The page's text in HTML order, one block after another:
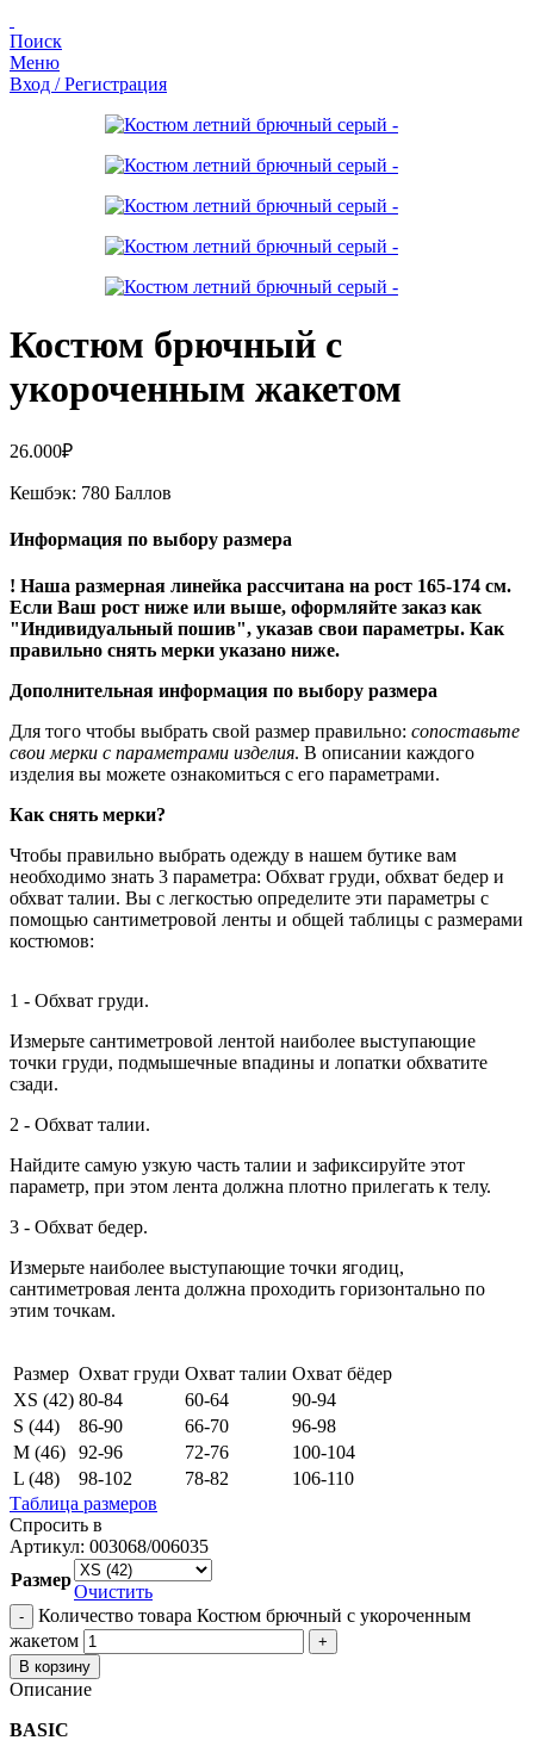
Поиск
Меню
Вход / Регистрация
Костюм брючный с
укороченным жакетом
26.000₽
Кешбэк: 780 Баллов
Информация по выбору размера
! Наша размерная линейка рассчитана на рост 165-174 см.
Если Ваш рост ниже или выше, оформляйте заказ как
"Индивидуальный пошив", указав свои параметры. Как
правильно снять мерки указано ниже.
Дополнительная информация по выбору размера
Для того чтобы выбрать свой размер правильно: сопоставьте
свои мерки с параметрами изделия. В описании каждого
изделия вы можете ознакомиться с его параметрами.
Как снять мерки?
Чтобы правильно выбрать одежду в нашем бутике вам
необходимо знать 3 параметра: Обхват груди, обхват бедер и
обхват талии. Вы с легкостью определите эти параметры с
помощью сантиметровой ленты и общей таблицы с размерами
костюмов:
1 - Обхват груди.
Измерьте сантиметровой лентой наиболее выступающие
точки груди, подмышечные впадины и лопатки обхватите
сзади.
2 - Обхват талии.
Найдите самую узкую часть талии и зафиксируйте этот
параметр, при этом лента должна плотно прилегать к телу.
3 - Обхват бедер.
Измерьте наиболее выступающие точки ягодиц,
сантиметровая лента должна проходить горизонтально по
этим точкам.
Размер Охват груди Охват талии Охват бёдер
XS (42) 80-84 60-64
90-94
S (44)
86-90 66-70
96-98
М (46)
92-96 72-76
100-104
L (48)
98-102 78-82
106-110
Таблица размеров
Спросить в
Артикул: 003068/006035
Размер
Очистить
Количество товара Костюм брючный с укороченным
жакетом
В корзину
Описание
BASIC